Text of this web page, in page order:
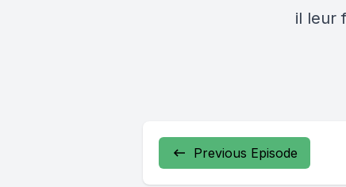
il leur
Previous Episode